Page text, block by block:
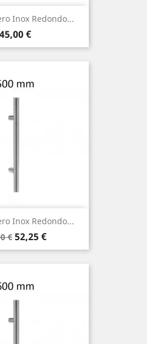
Inox Redondo...
Precio
45,00 €
Inox Redondo...
€ Precio
52,25 €